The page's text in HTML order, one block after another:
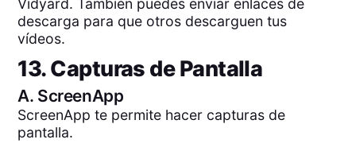
descarga para que otros descarguen tus
vídeos.
13. Capturas de Pantalla
A. ScreenApp
ScreenApp te permite hacer capturas de
pantalla.